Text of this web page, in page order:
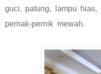
guci, patung, lampu hias,
pernak-pernik mewah.